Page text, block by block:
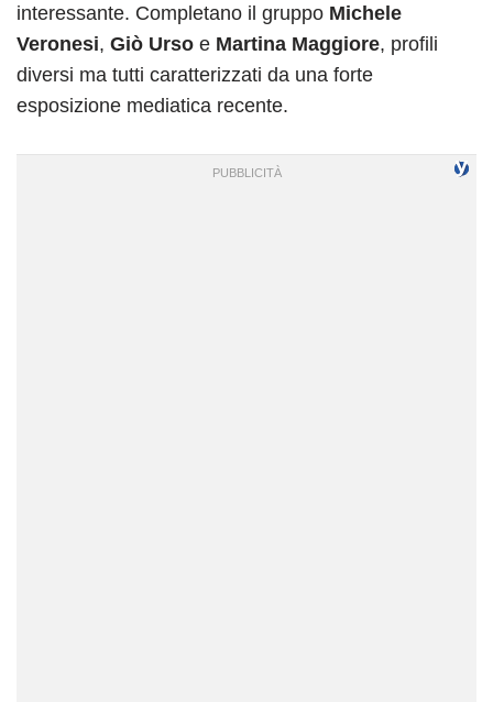
interessante. Completano il gruppo Michele
Veronesi, Giò Urso e Martina Maggiore, profili
diversi ma tutti caratterizzati da una forte
esposizione mediatica recente.